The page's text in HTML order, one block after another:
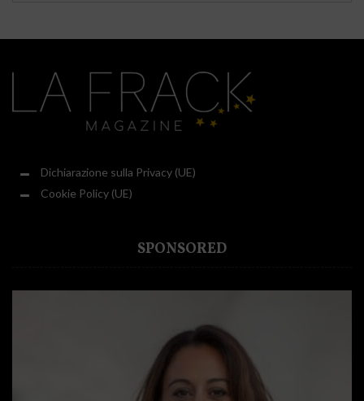
Dichiarazione sulla Privacy (UE)
Cookie Policy (UE)
SPONSORED